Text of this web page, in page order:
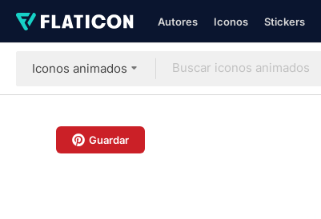
Autores Iconos Stickers
Iconos animados
Guardar